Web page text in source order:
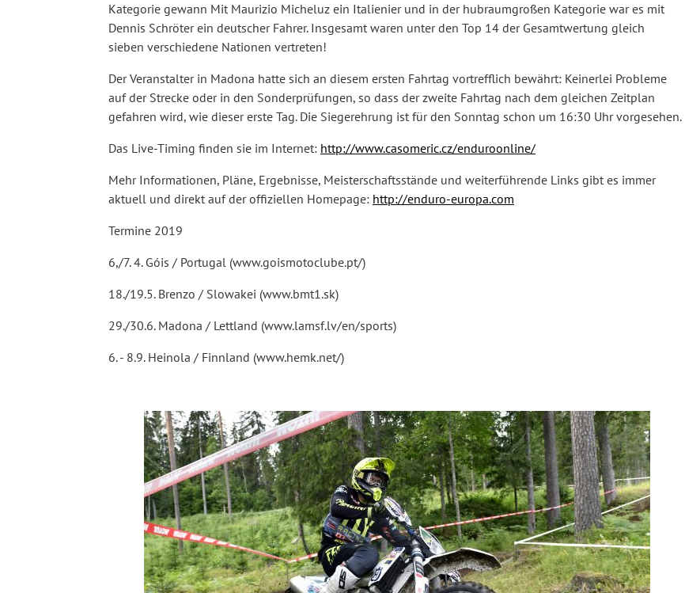
Kategorie gewann Mit Maurizio Micheluz ein Italienier und in der hubraumgroßen Kategorie war es mit
Dennis Schröter ein deutscher Fahrer. Insgesamt waren unter den Top 14 der Gesamtwertung gleich
sieben verschiedene Nationen vertreten!
Der Veranstalter in Madona hatte sich an diesem ersten Fahrtag vortrefflich bewährt: Keinerlei Probleme
auf der Strecke oder in den Sonderprüfungen, so dass der zweite Fahrtag nach dem gleichen Zeitplan
gefahren wird, wie dieser erste Tag. Die Siegerehrung ist für den Sonntag schon um 16:30 Uhr vorgesehen.
Das Live-Timing finden sie im Internet: http://www.casomeric.cz/enduroonline/
Mehr Informationen, Pläne, Ergebnisse, Meisterschaftsstände und weiterführende Links gibt es immer
aktuell und direkt auf der offiziellen Homepage: http://enduro-europa.com
Termine 2019
6,/7. 4. Góis / Portugal (www.goismotoclube.pt/)
18./19.5. Brenzo / Slowakei (www.bmt1.sk)
29./30.6. Madona / Lettland (www.lamsf.lv/en/sports)
6. - 8.9. Heinola / Finnland (www.hemk.net/)